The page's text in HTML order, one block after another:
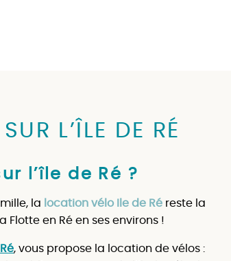
L’ÎLE DE RÉ
l’île de Ré ?
la location vélo Ile de Ré reste la
en Ré en ses environs !
, vous propose la location de vélos :